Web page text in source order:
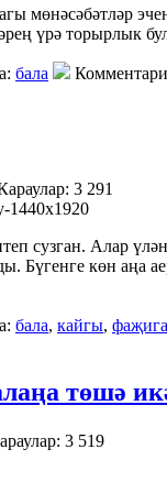
мөнә­сәбәтләр
үрә торырлык
бала
3 291
сузган. Алар
Бүгенге көн аңа
бала, кайгы, фаҗига
төшә
3 519